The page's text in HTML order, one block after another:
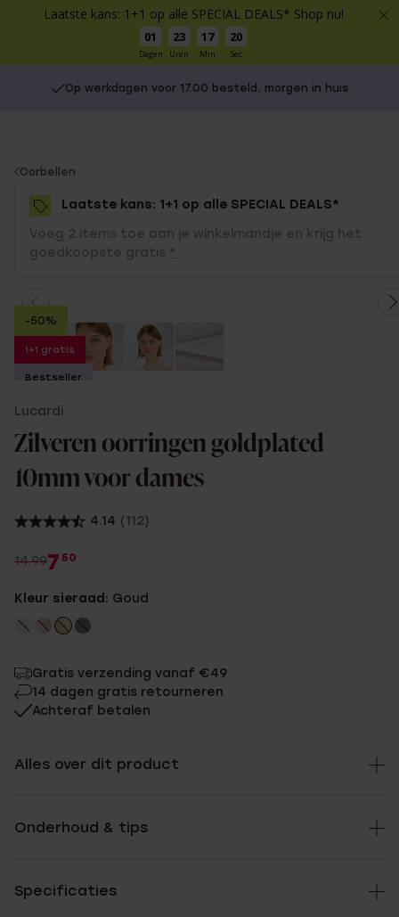
Laatste kans: 1+1 op alle SPECIAL DEALS* Shop nu!
01
Dagen
23
Uren
17
Min
20
Sec
Op werkdagen voor 17.00 besteld, morgen in huis
You
are
here:
Oorbellen
Laatste kans: 1+1 op alle SPECIAL DEALS*
Voeg 2 items toe aan je winkelmandje en krijg het
goedkoopste gratis. *
-50%
1+1 gratis
Bestseller
Lucardi
Zilveren oorringen goldplated
10mm voor dames
4.14 (112)
14.997 50
Kleur sieraad: Goud
Gratis verzending vanaf €49
14 dagen gratis retourneren
Achteraf betalen
Alles over dit product
Onderhoud & tips
Specificaties